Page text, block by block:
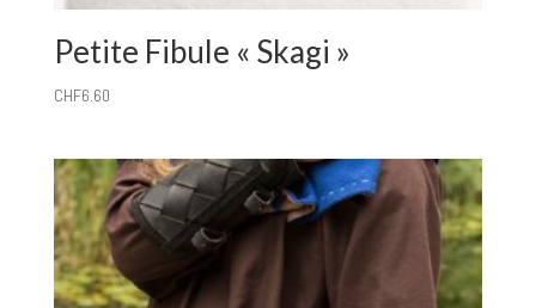
Petite Fibule « Skagi »
CHF6.60